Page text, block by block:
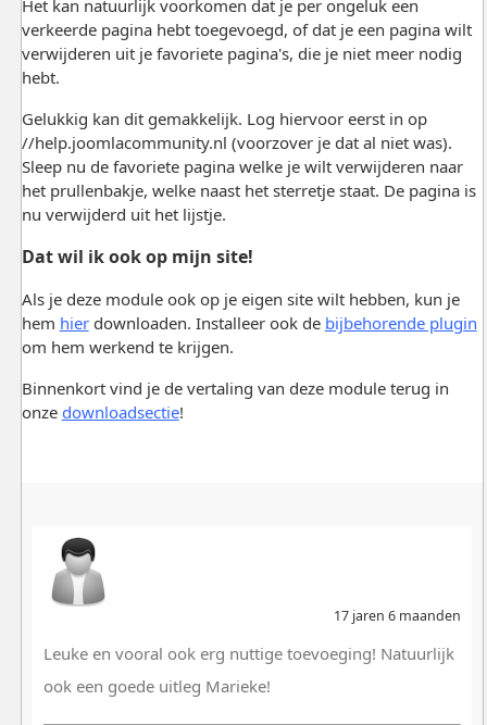
Het kan natuurlijk voorkomen dat je per ongeluk een
verkeerde pagina hebt toegevoegd, of dat je een pagina wilt
verwijderen uit je favoriete pagina's, die je niet meer nodig
hebt.
Gelukkig kan dit gemakkelijk. Log hiervoor eerst in op
//help.joomlacommunity.nl (voorzover je dat al niet was).
Sleep nu de favoriete pagina welke je wilt verwijderen naar
het prullenbakje, welke naast het sterretje staat. De pagina is
nu verwijderd uit het lijstje.
Dat wil ik ook op mijn site!
Als je deze module ook op je eigen site wilt hebben, kun je
hem hierdownloaden. Installeer ook de bijbehorende plugin
om hem werkend te krijgen.
Binnenkort vind je de vertaling van deze module terug in
onze downloadsectie!
17 jaren 6 maanden
Leuke en vooral ook erg nuttige toevoeging! Natuurlijk
ook een goede uitleg Marieke!